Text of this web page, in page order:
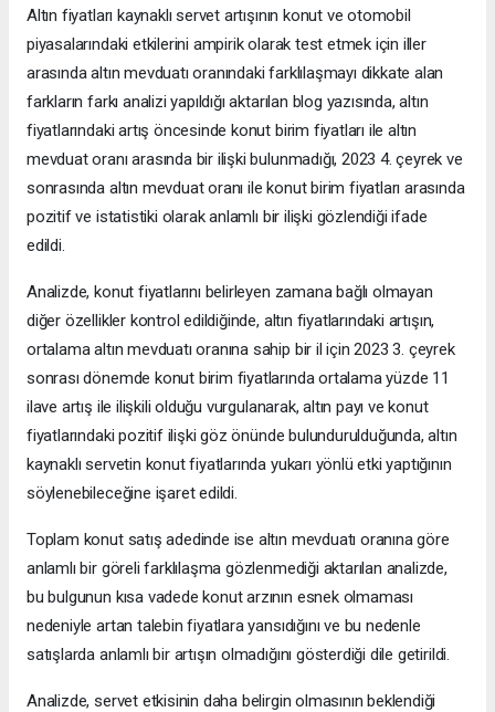
Altın fiyatları kaynaklı servet artışının konut ve otomobil
piyasalarındaki etkilerini ampirik olarak test etmek için iller
arasında altın mevduatı oranındaki farklılaşmayı dikkate alan
farkların farkı analizi yapıldığı aktarılan blog yazısında, altın
fiyatlarındaki artış öncesinde konut birim fiyatları ile altın
mevduat oranı arasında bir ilişki bulunmadığı, 2023 4. çeyrek ve
sonrasında altın mevduat oranı ile konut birim fiyatları arasında
pozitif ve istatistiki olarak anlamlı bir ilişki gözlendiği ifade
edildi.
Analizde, konut fiyatlarını belirleyen zamana bağlı olmayan
diğer özellikler kontrol edildiğinde, altın fiyatlarındaki artışın,
ortalama altın mevduatı oranına sahip bir il için 2023 3. çeyrek
sonrası dönemde konut birim fiyatlarında ortalama yüzde 11
ilave artış ile ilişkili olduğu vurgulanarak, altın payı ve konut
fiyatlarındaki pozitif ilişki göz önünde bulundurulduğunda, altın
kaynaklı servetin konut fiyatlarında yukarı yönlü etki yaptığının
söylenebileceğine işaret edildi.
Toplam konut satış adedinde ise altın mevduatı oranına göre
anlamlı bir göreli farklılaşma gözlenmediği aktarılan analizde,
bu bulgunun kısa vadede konut arzının esnek olmaması
nedeniyle artan talebin fiyatlara yansıdığını ve bu nedenle
satışlarda anlamlı bir artışın olmadığını gösterdiği dile getirildi.
Analizde, servet etkisinin daha belirgin olmasının beklendiği